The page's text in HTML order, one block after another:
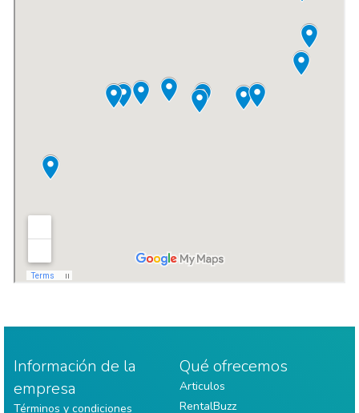
Información de la
empresa
Términos y condiciones
Qué ofrecemos
Articulos
RentalBuzz